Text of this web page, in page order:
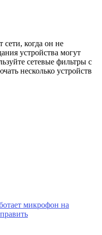
сети, когда он не
устройства могут
сетевые фильтры с
несколько устройств
микрофон на